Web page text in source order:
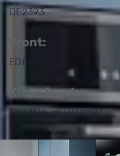
DE2393
Front:
EDBH
Kleur front:
Fjordblauw ultramat